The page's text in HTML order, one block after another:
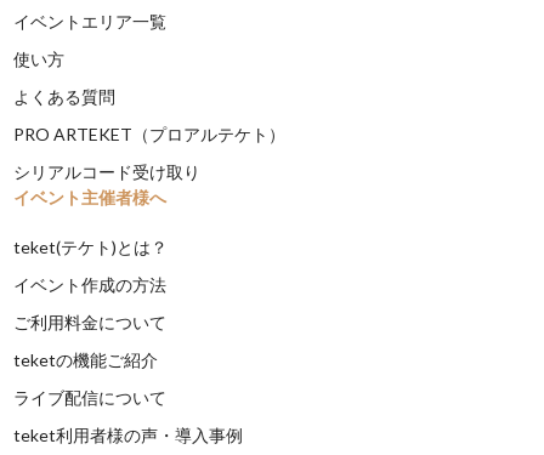
イベントエリア一覧
使い方
よくある質問
PRO ARTEKET（プロアルテケト）
シリアルコード受け取り
イベント主催者様へ
teket(テケト)とは？
イベント作成の方法
ご利用料金について
teketの機能ご紹介
ライブ配信について
teket利用者様の声・導入事例